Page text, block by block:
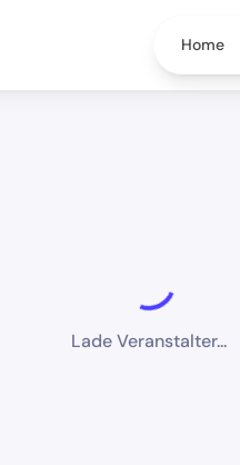
Home
Lade Veranstalter...